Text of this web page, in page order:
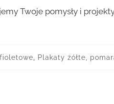
Twoje pomysły i
Plakaty żółte,